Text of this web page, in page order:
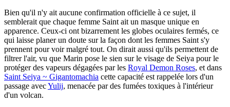
Bien qu'il n'y ait aucune confirmation officielle à ce sujet, il
semblerait que chaque femme Saint ait un masque unique en
apparence. Ceux-ci ont bizarrement les globes oculaires fermés, ce
qui laisse planer un doute sur la façon dont les femmes Saint s'y
prennent pour voir malgré tout. On dirait aussi qu'ils permettent de
filtrer l'air, vu que Marin pose le sien sur le visage de Seiya pour le
protéger des vapeurs dégagées par les Royal Demon Roses, et dans
Saint Seiya ~ Gigantomachia cette capacité est rappelée lors d'un
passage avecYulij, menacée par des fumées toxiques à l'intérieur
d'un volcan.